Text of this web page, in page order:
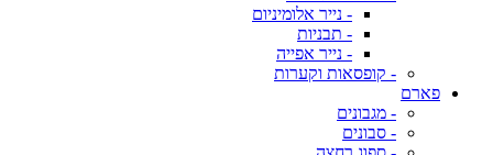
- נייר אלומיניום
- תבניות
- נייר אפייה
- קופסאות וקערות
פארם
- מגבונים
- סבונים